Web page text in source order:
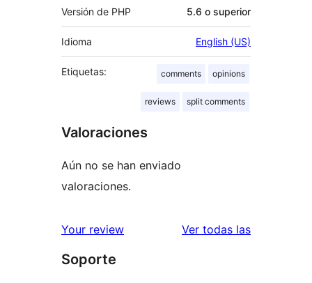
Versión de PHP 5.6 o superior
Idioma English (US)
Etiquetas: comments opinions
reviews split comments
Valoraciones
Aún no se han enviado
valoraciones.
Your review Ver todas las
Soporte